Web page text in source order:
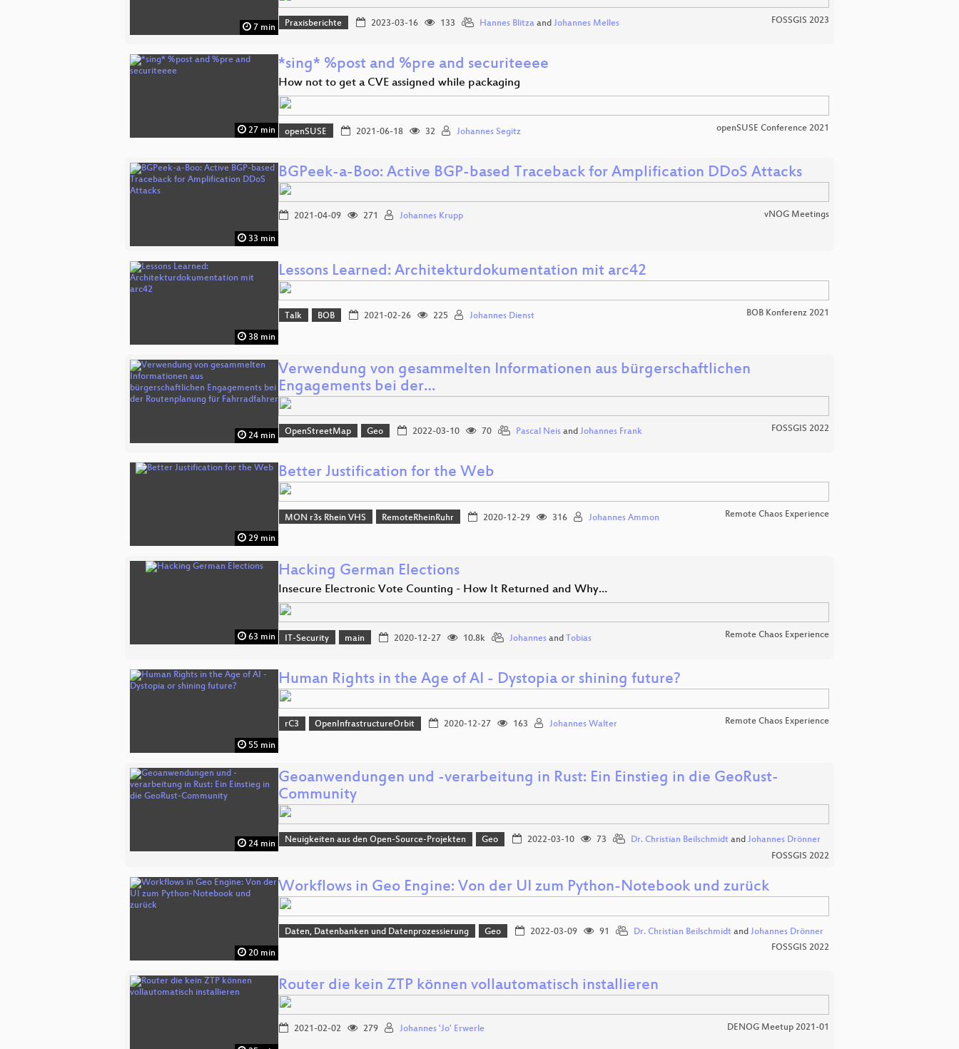
7 min Praxisberichte 2023-03-16 133 Hannes Blitzaand Johannes Melles FOSSGIS 2023
27 min
*sing* %post and %pre and securiteeee
How not to get a CVE assigned while packaging
openSUSE 2021-06-18 32 Johannes Segitz openSUSE Conference 2021
33 min
BGPeek-a-Boo: Active BGP-based Traceback for Amplification DDoS Attacks
2021-04-09 271 Johannes Krupp vNOG Meetings
38 min
Lessons Learned: Architekturdokumentation mit arc42
Talk BOB 2021-02-26 225 Johannes Dienst BOB Konferenz 2021
24 min
Verwendung von gesammelten Informationen aus bürgerschaftlichen
Engagements bei der…
OpenStreetMap Geo 2022-03-10 70 Pascal Neisand Johannes Frank FOSSGIS 2022
29 min
Better Justification for the Web
MON r3s Rhein VHS RemoteRheinRuhr 2020-12-29 316 Johannes Ammon Remote Chaos Experience
63 min
Hacking German Elections
Insecure Electronic Vote Counting - How It Returned and Why…
IT-Security main 2020-12-27 10.8k Johannesand Tobias Remote Chaos Experience
55 min
Human Rights in the Age of AI - Dystopia or shining future?
rC3 OpenInfrastructureOrbit 2020-12-27 163 Johannes Walter Remote Chaos Experience
24 min
Geoanwendungen und -verarbeitung in Rust: Ein Einstieg in die GeoRust-
Community
Neuigkeiten aus den Open-Source-Projekten Geo 2022-03-10 73 Dr. Christian Beilschmidtand Johannes Drönner
FOSSGIS 2022
20 min
Workflows in Geo Engine: Von der UI zum Python-Notebook und zurück
Daten, Datenbanken und Datenprozessierung Geo 2022-03-09 91 Dr. Christian Beilschmidtand Johannes Drönner
FOSSGIS 2022
Router die kein ZTP können vollautomatisch installieren
2021-02-02 279 Johannes 'Jo' Erwerle DENOG Meetup 2021-01